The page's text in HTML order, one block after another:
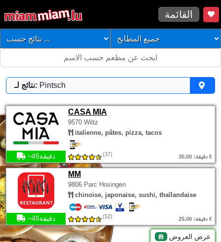
القائمة
نتائج لـ: Pintsch
CASA MIA
9570 Wiltz
italienne, pâtes, pizza, tacos
~45دقيقة (37) دقيقة: 35.00 €
MM
9806 Parc Hosingen
chinoise, japonaise, sushi, thaïlandaise
~45دقيقة (52) دقيقة: 25.00 €
عرض العروض